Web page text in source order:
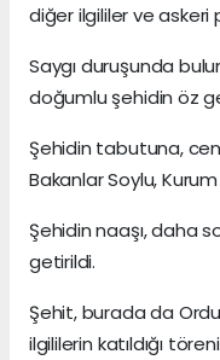
diğer ilgililer ve askeri
Saygı duruşunda
doğumlu şehidin öz
Şehidin tabutuna,
Bakanlar Soylu,
Şehidin naaşı, daha
getirildi.
Şehit, burada da
ilgililerin katıldığı